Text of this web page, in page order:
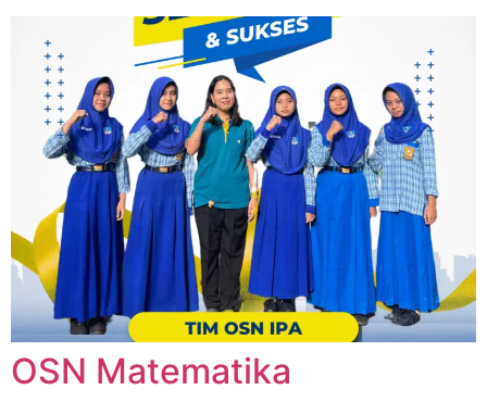
OSN Matematika